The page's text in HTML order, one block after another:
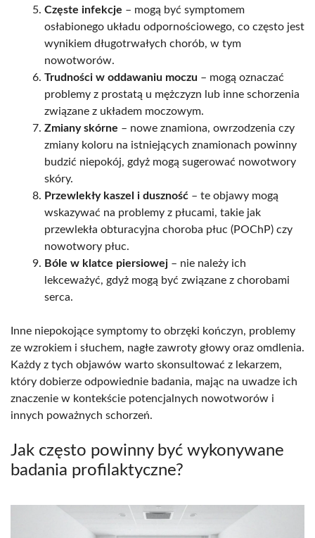
Częste infekcje – mogą być symptomem
osłabionego układu odpornościowego, co często jest
wynikiem długotrwałych chorób, w tym
nowotworów.
Trudności w oddawaniu moczu – mogą oznaczać
problemy z prostatą u mężczyzn lub inne schorzenia
związane z układem moczowym.
Zmiany skórne – nowe znamiona, owrzodzenia czy
zmiany koloru na istniejących znamionach powinny
budzić niepokój, gdyż mogą sugerować nowotwory
skóry.
Przewlekły kaszel i duszność – te objawy mogą
wskazywać na problemy z płucami, takie jak
przewlekła obturacyjna choroba płuc (POChP) czy
nowotwory płuc.
Bóle w klatce piersiowej – nie należy ich
lekceważyć, gdyż mogą być związane z chorobami
serca.
Inne niepokojące symptomy to obrzęki kończyn, problemy
ze wzrokiem i słuchem, nagłe zawroty głowy oraz omdlenia.
Każdy z tych objawów warto skonsultować z lekarzem,
który dobierze odpowiednie badania, mając na uwadze ich
znaczenie w kontekście potencjalnych nowotworów i
innych poważnych schorzeń.
Jak często powinny być wykonywane
badania profilaktyczne?